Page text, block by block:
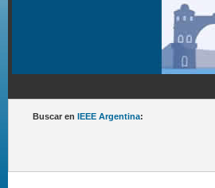
Buscar en IEEE Argentina: